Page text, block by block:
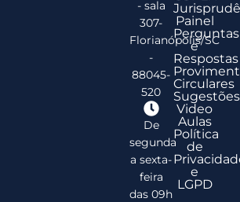
- sala
307-
Florianópolis/SC
-
88045-
520
De
segunda
a sexta-
feira
das 09h
Painel
Perguntas
e
Respostas
Circulares
Sugestões
Video
Aulas
Política
de
e
LGPD